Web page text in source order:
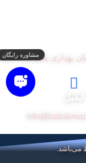
بهداری پلاک 15
ایمیل
می‌باشد.